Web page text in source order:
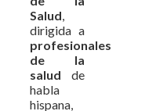
Salud,
dirigida a
profesionales
de la
salud de
habla
hispana,